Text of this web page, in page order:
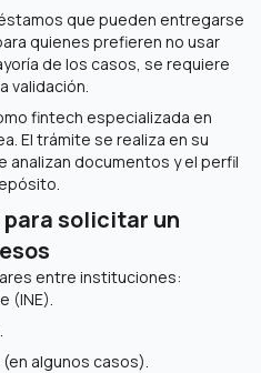
que pueden entregarse
quienes prefieren no usar
de los casos, se requiere
validación.
fintech especializada en
El trámite se realiza en su
analizan documentos y el perfil
solicitar un
entre instituciones:
(INE).
algunos casos).